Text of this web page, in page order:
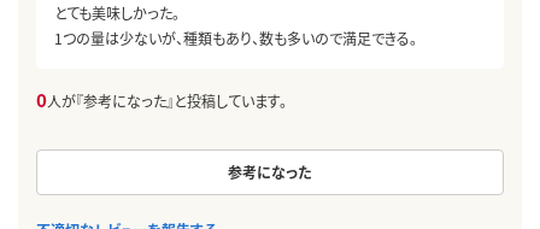
とても美味しかった。
1つの量は少ないが、種類もあり、数も多いので満足できる。
0人が『参考になった』と投稿しています。
参考になった